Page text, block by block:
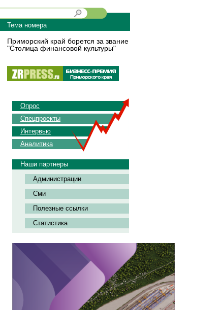
Тема номера
Приморский край борется за звание
"Столица финансовой культуры"
Опрос
Спецпроекты
Интервью
Аналитика
Наши партнеры
Администрации
Сми
Полезные ссылки
Статистика